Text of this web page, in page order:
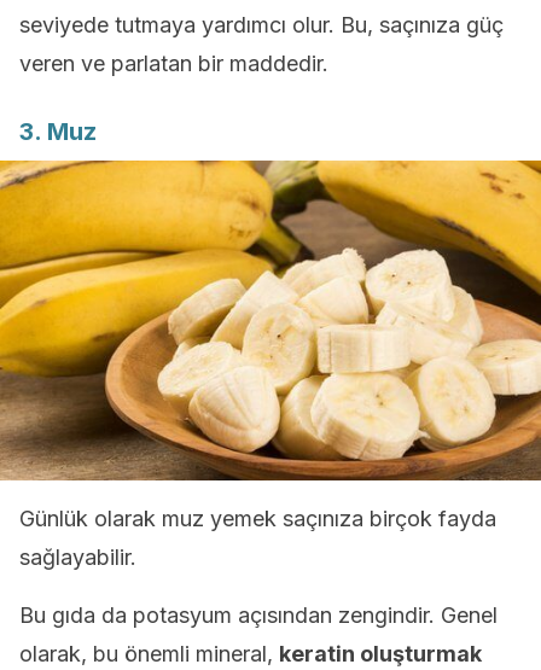
seviyede tutmaya yardımcı olur. Bu, saçınıza güç
veren ve parlatan bir maddedir.
3. Muz
Günlük olarak muz yemek saçınıza birçok fayda
sağlayabilir.
Bu gıda da potasyum açısından zengindir. Genel
olarak, bu önemli mineral, keratin oluşturmak